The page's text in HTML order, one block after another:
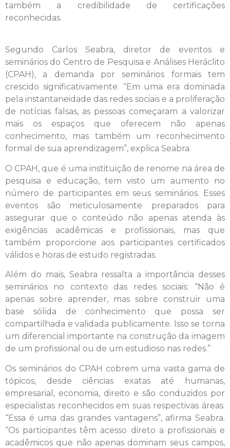
também a credibilidade de certificações
reconhecidas.
Segundo Carlos Seabra, diretor de eventos e
seminários do Centro de Pesquisa e Análises Heráclito
(CPAH), a demanda por seminários formais tem
crescido significativamente. “Em uma era dominada
pela instantaneidade das redes sociais e a proliferação
de notícias falsas, as pessoas começaram a valorizar
mais os espaços que oferecem não apenas
conhecimento, mas também um reconhecimento
formal de sua aprendizagem”, explica Seabra.
O CPAH, que é uma instituição de renome na área de
pesquisa e educação, tem visto um aumento no
número de participantes em seus seminários. Esses
eventos são meticulosamente preparados para
assegurar que o conteúdo não apenas atenda às
exigências acadêmicas e profissionais, mas que
também proporcione aos participantes certificados
válidos e horas de estudo registradas.
Além do mais, Seabra ressalta a importância desses
seminários no contexto das redes sociais: “Não é
apenas sobre aprender, mas sobre construir uma
base sólida de conhecimento que possa ser
compartilhada e validada publicamente. Isso se torna
um diferencial importante na construção da imagem
de um profissional ou de um estudioso nas redes.”
Os seminários do CPAH cobrem uma vasta gama de
tópicos, desde ciências exatas até humanas,
empresarial, economia, direito e são conduzidos por
especialistas reconhecidos em suas respectivas áreas.
“Essa é uma das grandes vantagens”, afirma Seabra.
“Os participantes têm acesso direto a profissionais e
acadêmicos que não apenas dominam seus campos,